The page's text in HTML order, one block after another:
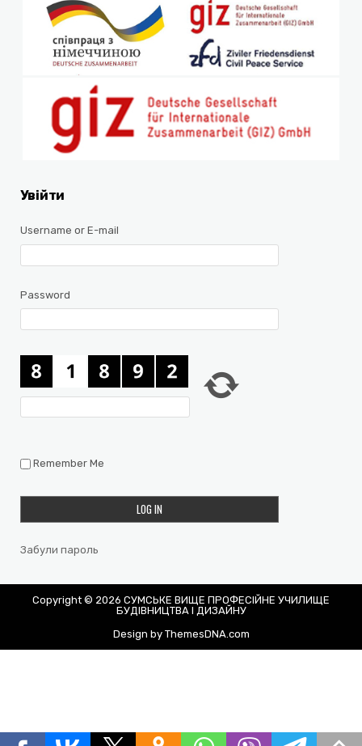
Увійти
Username or E-mail
Password
Remember Me
Забули пароль
Copyright © 2026 СУМСЬКЕ ВИЩЕ ПРОФЕСІЙНЕ УЧИЛИЩЕ
БУДІВНИЦТВА І ДИЗАЙНУ
Design by ThemesDNA.com